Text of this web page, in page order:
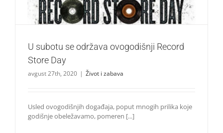
U subotu se održava ovogodišnji Record
Store Day
avgust 27th, 2020 | Život i zabava
Usled ovogodišnjih događaja, poput mnogih prilika koje
godišnje obeležavamo, pomeren [...]